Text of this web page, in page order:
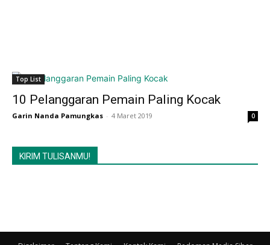
Top List
10 Pelanggaran Pemain Paling Kocak
Garin Nanda Pamungkas - 4 Maret 2019 0
KIRIM TULISANMU!